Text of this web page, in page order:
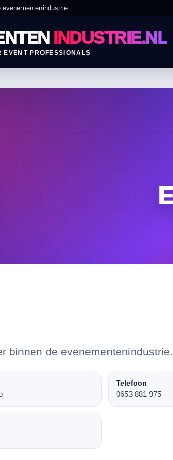
evenementenindustrie
INDUSTRIE.NL
EVENT PROFESSIONALS
binnen de evenementenindustrie.
Telefoon
0653 881 975